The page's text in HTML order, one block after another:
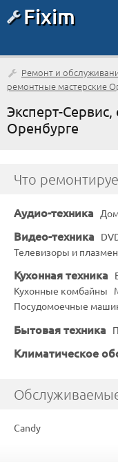
Fixim
Ремонт и
ремонтные мастерские
Эксперт-
Оренбурге
Что
Аудио-техника
Видео-техника
Телевизоры и
Кухонная техника
Кухонные комбайны
Посудомоечные
Бытовая техника
Климатическое
Candy